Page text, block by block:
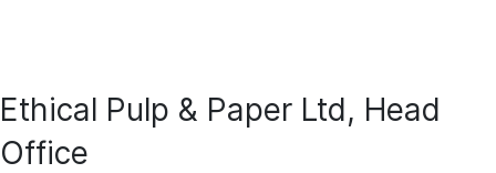
Ethical Pulp & Paper Ltd, Head
Office